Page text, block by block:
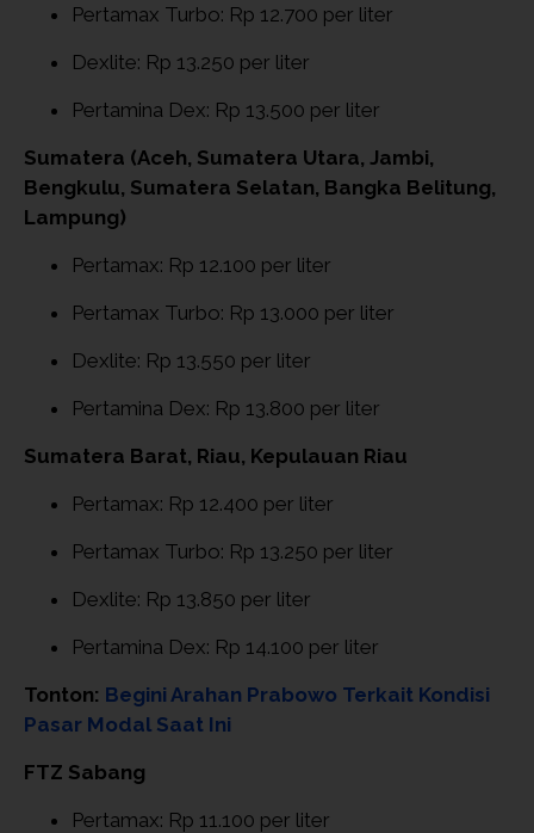
Pertamax Turbo: Rp 12.700 per liter
Dexlite: Rp 13.250 per liter
Pertamina Dex: Rp 13.500 per liter
Sumatera (Aceh, Sumatera Utara, Jambi,
Bengkulu, Sumatera Selatan, Bangka Belitung,
Lampung)
Pertamax: Rp 12.100 per liter
Pertamax Turbo: Rp 13.000 per liter
Dexlite: Rp 13.550 per liter
Pertamina Dex: Rp 13.800 per liter
Sumatera Barat, Riau, Kepulauan Riau
Pertamax: Rp 12.400 per liter
Pertamax Turbo: Rp 13.250 per liter
Dexlite: Rp 13.850 per liter
Pertamina Dex: Rp 14.100 per liter
Tonton: Begini Arahan Prabowo Terkait Kondisi
Pasar Modal Saat Ini
FTZ Sabang
Pertamax: Rp 11.100 per liter